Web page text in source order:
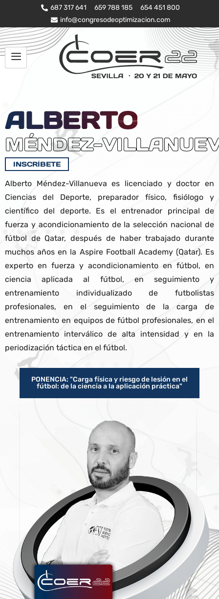
687 317 641 659 788 185
654 451 800
info@congresodeoptimizacion.com
MÉNDEZ-
ALBERTO
INSCRÍBETE
Alberto Méndez-Villanueva es licenciado y doctor en
Ciencias del Deporte, preparador físico, fisiólogo y
científico del deporte. Es el entrenador principal de
fuerza y acondicionamiento de la selección nacional de
fútbol de Qatar, después de haber trabajado durante
muchos años en la Aspire Football Academy (Qatar). Es
experto en fuerza y acondicionamiento en fútbol, en
ciencia aplicada al fútbol, en seguimiento y
entrenamiento individualizado de futbolistas
profesionales, en el seguimiento de la carga de
entrenamiento en equipos de fútbol profesionales, en el
entrenamiento interválico de alta intensidad y en la
periodización táctica en el fútbol.
PONENCIA: "Carga física y riesgo de lesión en el
fútbol: de la ciencia a la aplicación práctica"